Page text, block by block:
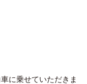
に乗せていただきま